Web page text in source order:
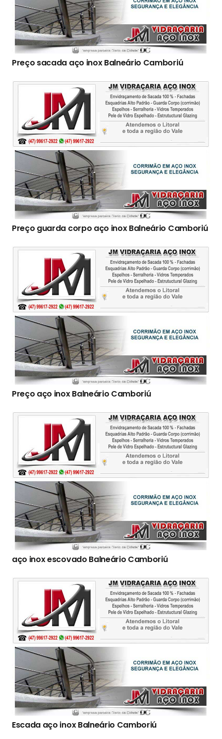
Preço sacada aço inox Balneário Camboriú
Preço guarda corpo aço inox Balneário Camboriú
Preço aço inox Balneário Camboriú
aço inox escovado Balneário Camboriú
Escada aço inox Balneário Camboriú